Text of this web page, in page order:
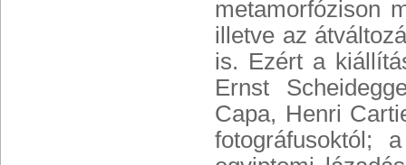
metamorfózison
illetve az
is. Ezért a
Ernst
Capa, Henri
fotográfusoktól;